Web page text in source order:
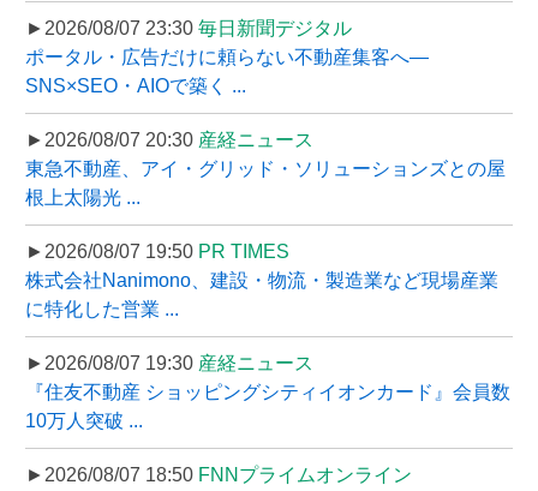
►2026/08/07 23:30 毎日新聞デジタル
ポータル・広告だけに頼らない不動産集客へ―
SNS×SEO・AIOで築く ...
►2026/08/07 20:30 産経ニュース
東急不動産、アイ・グリッド・ソリューションズとの屋
根上太陽光 ...
►2026/08/07 19:50 PR TIMES
株式会社Nanimono、建設・物流・製造業など現場産業
に特化した営業 ...
►2026/08/07 19:30 産経ニュース
『住友不動産 ショッピングシティイオンカード』会員数
10万人突破 ...
►2026/08/07 18:50 FNNプライムオンライン